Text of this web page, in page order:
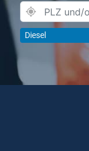
Diesel